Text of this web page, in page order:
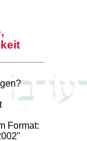
Format:
"